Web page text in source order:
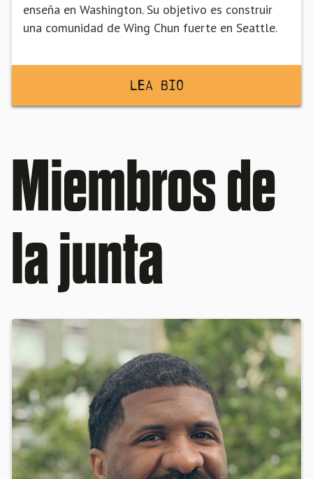
enseña en Washington. Su objetivo es construir
una comunidad de Wing Chun fuerte en Seattle.
Lea BiO
Miembros de
la junta